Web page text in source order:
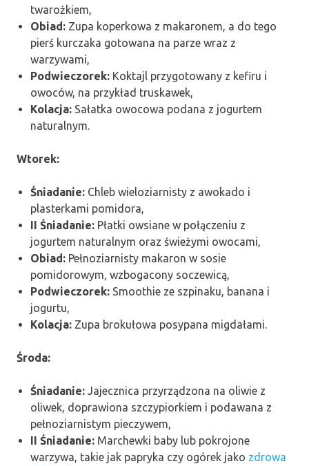
twarożkiem,
Obiad: Zupa koperkowa z makaronem, a do tego
pierś kurczaka gotowana na parze wraz z
warzywami,
Podwieczorek: Koktajl przygotowany z kefiru i
owoców, na przykład truskawek,
Kolacja: Sałatka owocowa podana z jogurtem
naturalnym.
Wtorek:
Śniadanie: Chleb wieloziarnisty z awokado i
plasterkami pomidora,
II Śniadanie: Płatki owsiane w połączeniu z
jogurtem naturalnym oraz świeżymi owocami,
Obiad: Pełnoziarnisty makaron w sosie
pomidorowym, wzbogacony soczewicą,
Podwieczorek: Smoothie ze szpinaku, banana i
jogurtu,
Kolacja: Zupa brokułowa posypana migdałami.
Środa:
Śniadanie: Jajecznica przyrządzona na oliwie z
oliwek, doprawiona szczypiorkiem i podawana z
pełnoziarnistym pieczywem,
II Śniadanie: Marchewki baby lub pokrojone
warzywa, takie jak papryka czy ogórek jako zdrowa